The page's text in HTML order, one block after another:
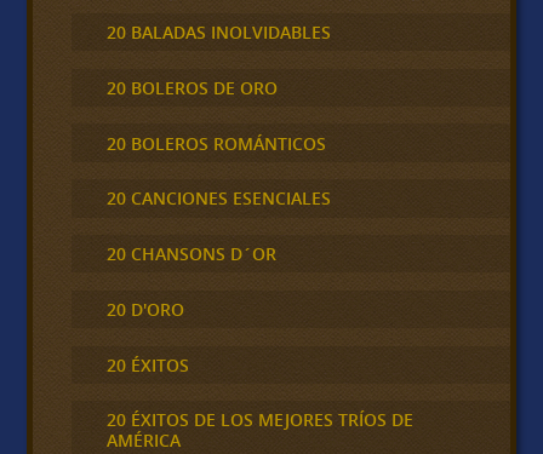
20 BALADAS INOLVIDABLES
20 BOLEROS DE ORO
20 BOLEROS ROMÁNTICOS
20 CANCIONES ESENCIALES
20 CHANSONS D´OR
20 D'ORO
20 ÉXITOS
20 ÉXITOS DE LOS MEJORES TRÍOS DE
AMÉRICA